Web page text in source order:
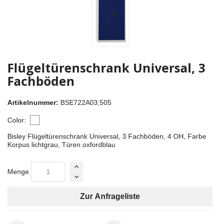
Flügeltürenschrank Universal, 3
Fachböden
Artikelnummer: BSE722A03;505
Color:
Bisley Flügeltürenschrank Universal, 3 Fachböden, 4 OH, Farbe
Korpus lichtgrau, Türen oxfordblau
Menge
Zur Anfrageliste